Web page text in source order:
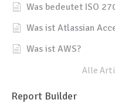
Was bedeutet ISO
Was ist Atlassian
Was ist AWS?
Alle
Report Builder